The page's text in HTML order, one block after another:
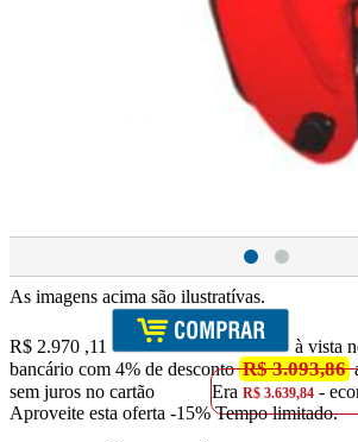
As imagens acima são ilustratívas.
R$ 2.970 ,11
à vista
bancário com 4% de desconto R$ 3.093,86
sem juros no cartão
EraR$ 3.639,84 -
Aproveite esta oferta -15% Tempo limitado.